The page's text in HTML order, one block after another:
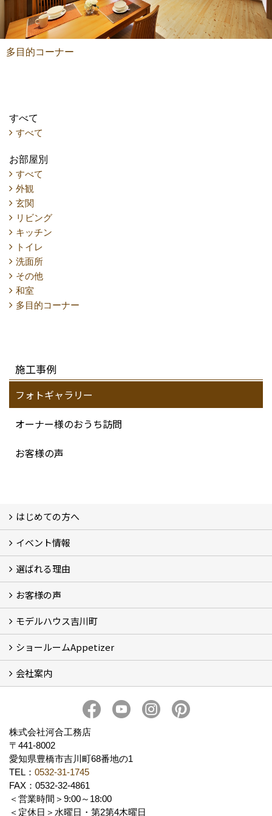
多目的コーナー
すべて
すべて
お部屋別
すべて
外観
玄関
リビング
キッチン
トイレ
洗面所
その他
和室
多目的コーナー
施工事例
フォトギャラリー
オーナー様のおうち訪問
お客様の声
はじめての方へ
フォトギャラリー
性能について
自然素材のお家
オーナー様のおうち訪問
イベント情報
イベント情報
選ばれる理由
5つのやさしさ宣言
3つのプロ宣言
お家づくりスケジュール
お客様の声
お客様の声
モデルハウス吉川町
吉川町モデルハウス
ショールームAppetizer
Appetizer(ショールーム)
Appetizer(レンタルスペース)
会社案内
社長 河合智之の想い
求人情報 Recruit
株式会社河合工務店
〒441-8002
愛知県豊橋市吉川町68番地の1
TEL： 0532-31-1745
FAX：0532-32-4861
＜営業時間＞9:00～18:00
＜定休日＞水曜日・第2第4木曜日